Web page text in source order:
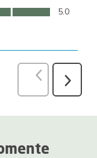
5.0
Zurück
Weiter